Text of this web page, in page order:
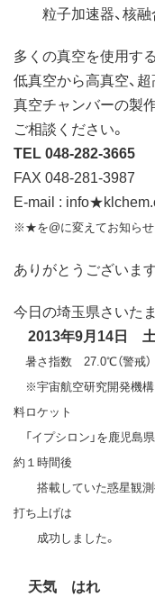
粒子加速器、核融
多くの真空を使用す
低真空から高真空、
真空チャンバーの製
ご相談ください。
TEL 048-282-3665
FAX 048-281-3987
E-mail :
※★を@に変えてお知らせ
ありがとうございま
今日の埼玉県さいた
2013年9月14日
暑さ指数 27.0℃（警戒
※宇宙航空研究開発機構
料ロケット
「イプシロン」を鹿児島
約１時間後
搭載していた惑星観測
打ち上げは
成功しました。
天気 はれ